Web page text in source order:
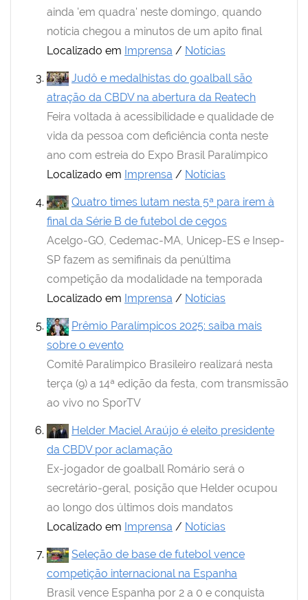
ainda 'em quadra' neste domingo, quando
notícia chegou a minutos de um apito final
Localizado em Imprensa / Notícias
Judô e medalhistas do goalball são
atração da CBDV na abertura da Reatech
Feira voltada à acessibilidade e qualidade de
vida da pessoa com deficiência conta neste
ano com estreia do Expo Brasil Paralímpico
Localizado em Imprensa / Notícias
Quatro times lutam nesta 5ª para irem à
final da Série B de futebol de cegos
Acelgo-GO, Cedemac-MA, Unicep-ES e Insep-
SP fazem as semifinais da penúltima
competição da modalidade na temporada
Localizado em Imprensa / Notícias
Prêmio Paralímpicos 2025: saiba mais
sobre o evento
Comitê Paralímpico Brasileiro realizará nesta
terça (9) a 14ª edição da festa, com transmissão
ao vivo no SporTV
Helder Maciel Araújo é eleito presidente
da CBDV por aclamação
Ex-jogador de goalball Romário será o
secretário-geral, posição que Helder ocupou
ao longo dos últimos dois mandatos
Localizado em Imprensa / Notícias
Seleção de base de futebol vence
competição internacional na Espanha
Brasil vence Espanha por 2 a 0 e conquista